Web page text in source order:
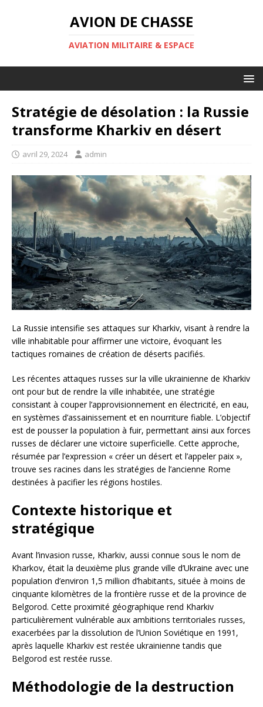
AVION DE CHASSE
AVIATION MILITAIRE & ESPACE
Stratégie de désolation : la Russie
transforme Kharkiv en désert
avril 29, 2024 admin
La Russie intensifie ses attaques sur Kharkiv, visant à rendre la
ville inhabitable pour affirmer une victoire, évoquant les
tactiques romaines de création de déserts pacifiés.
Les récentes attaques russes sur la ville ukrainienne de Kharkiv
ont pour but de rendre la ville inhabitée, une stratégie
consistant à couper l’approvisionnement en électricité, en eau,
en systèmes d’assainissement et en nourriture fiable. L’objectif
est de pousser la population à fuir, permettant ainsi aux forces
russes de déclarer une victoire superficielle. Cette approche,
résumée par l’expression « créer un désert et l’appeler paix »,
trouve ses racines dans les stratégies de l’ancienne Rome
destinées à pacifier les régions hostiles.
Contexte historique et
stratégique
Avant l’invasion russe, Kharkiv, aussi connue sous le nom de
Kharkov, était la deuxième plus grande ville d’Ukraine avec une
population d’environ 1,5 million d’habitants, située à moins de
cinquante kilomètres de la frontière russe et de la province de
Belgorod. Cette proximité géographique rend Kharkiv
particulièrement vulnérable aux ambitions territoriales russes,
exacerbées par la dissolution de l’Union Soviétique en 1991,
après laquelle Kharkiv est restée ukrainienne tandis que
Belgorod est restée russe.
Méthodologie de la destruction